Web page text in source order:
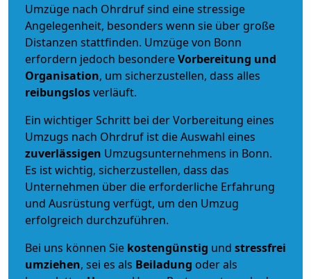
Umzüge nach Ohrdruf sind eine stressige
Angelegenheit, besonders wenn sie über große
Distanzen stattfinden. Umzüge von Bonn
erfordern jedoch besondereVorbereitung und
Organisation, um sicherzustellen, dass alles
reibungslosverläuft.
Ein wichtiger Schritt bei der Vorbereitung eines
Umzugs nach Ohrdruf ist die Auswahl eines
zuverlässigen Umzugsunternehmens in Bonn.
Es ist wichtig, sicherzustellen, dass das
Unternehmen über die erforderliche Erfahrung
und Ausrüstung verfügt, um den Umzug
erfolgreich durchzuführen.
Bei uns können Sie kostengünstig und stressfrei
umziehen, sei es als Beiladung oder als